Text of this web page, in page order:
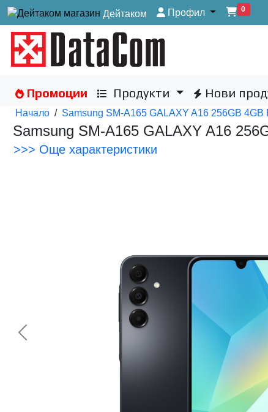
Дейтаком Профил 0
Промоции Продукти Нови
Начало / Samsung SM-A165 GALAXY A16 256GB 4GB
Samsung SM-A165 GALAXY A16
>>> Още характеристики
<< Предишна